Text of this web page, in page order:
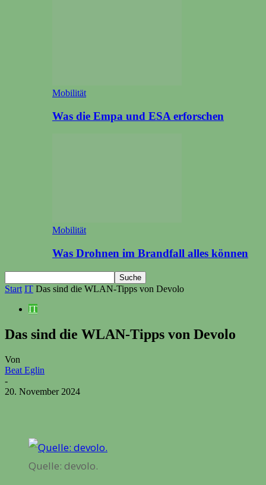
Mobilität
Was die Empa und ESA erforschen
Mobilität
Was Drohnen im Brandfall alles können
Start IT Das sind die WLAN-Tipps von Devolo
IT
Das sind die WLAN-Tipps von Devolo
Von
Beat Eglin
-
20. November 2024
Quelle: devolo.